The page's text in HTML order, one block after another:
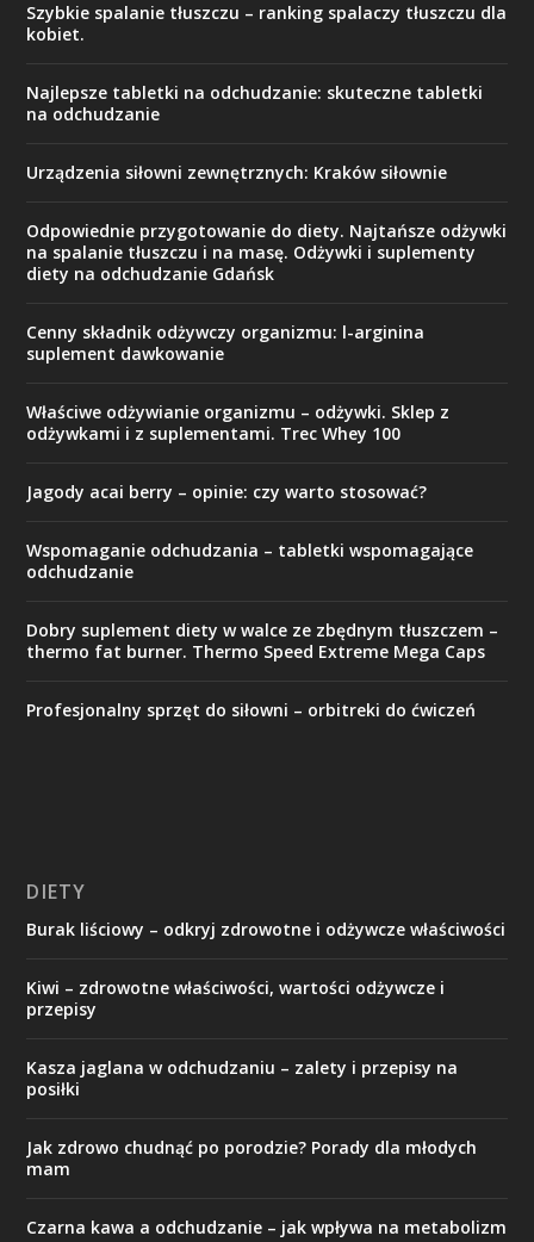
Szybkie spalanie tłuszczu – ranking spalaczy tłuszczu dla
kobiet.
Najlepsze tabletki na odchudzanie: skuteczne tabletki
na odchudzanie
Urządzenia siłowni zewnętrznych: Kraków siłownie
Odpowiednie przygotowanie do diety. Najtańsze odżywki
na spalanie tłuszczu i na masę. Odżywki i suplementy
diety na odchudzanie Gdańsk
Cenny składnik odżywczy organizmu: l-arginina
suplement dawkowanie
Właściwe odżywianie organizmu – odżywki. Sklep z
odżywkami i z suplementami. Trec Whey 100
Jagody acai berry – opinie: czy warto stosować?
Wspomaganie odchudzania – tabletki wspomagające
odchudzanie
Dobry suplement diety w walce ze zbędnym tłuszczem –
thermo fat burner. Thermo Speed Extreme Mega Caps
Profesjonalny sprzęt do siłowni – orbitreki do ćwiczeń
DIETY
Burak liściowy – odkryj zdrowotne i odżywcze właściwości
Kiwi – zdrowotne właściwości, wartości odżywcze i
przepisy
Kasza jaglana w odchudzaniu – zalety i przepisy na
posiłki
Jak zdrowo chudnąć po porodzie? Porady dla młodych
mam
Czarna kawa a odchudzanie – jak wpływa na metabolizm